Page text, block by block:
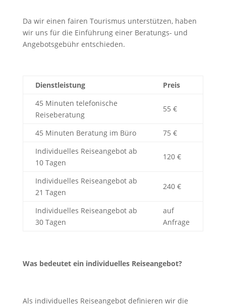
Da wir einen fairen Tourismus unterstützen, haben
wir uns für die Einführung einer Beratungs- und
Angebotsgebühr entschieden.
Dienstleistung
Preis
45 Minuten telefonische
Reiseberatung
55 €
45 Minuten Beratung im Büro
75 €
Individuelles Reiseangebot ab
10 Tagen
120 €
Individuelles Reiseangebot ab
21 Tagen
240 €
Individuelles Reiseangebot ab
30 Tagen
auf
Anfrage
Was bedeutet ein individuelles Reiseangebot?
Als individuelles Reiseangebot definieren wir die